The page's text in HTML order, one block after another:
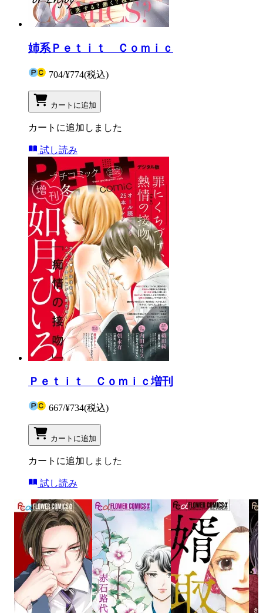
姉系Ｐｅｔｉｔ Ｃｏｍｉｃ
704/¥774(税込)
カートに追加
カートに追加しました
試し読み
Ｐｅｔｉｔ Ｃｏｍｉｃ増刊
667/¥734(税込)
カートに追加
カートに追加しました
試し読み